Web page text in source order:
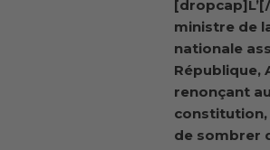
ministre de
nationale
République,
renonçant
constitution,
de sombrer